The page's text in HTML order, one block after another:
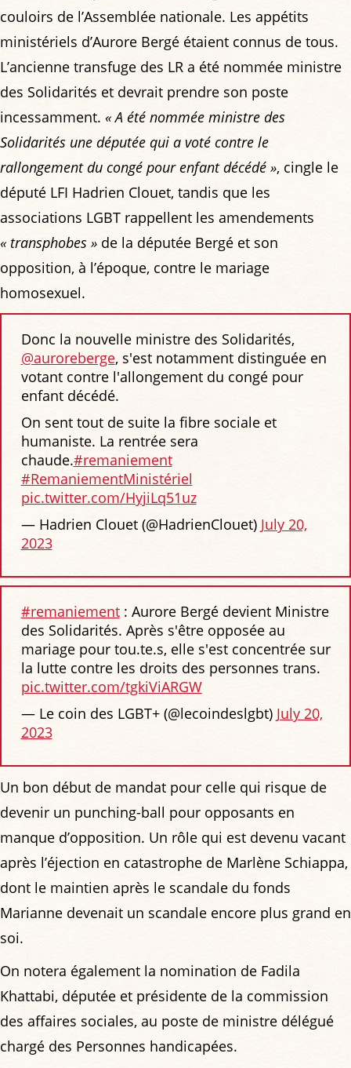
couloirs de l’Assemblée nationale. Les appétits
ministériels d’Aurore Bergé étaient connus de tous.
L’ancienne transfuge des LR a été nommée ministre
des Solidarités et devrait prendre son poste
incessamment. « A été nommée ministre des
Solidarités une députée qui a voté contre le
rallongement du congé pour enfant décédé », cingle le
député LFI Hadrien Clouet, tandis que les
associations LGBT rappellent les amendements
« transphobes » de la députée Bergé et son
opposition, à l’époque, contre le mariage
homosexuel.
Donc la nouvelle ministre des Solidarités,
@auroreberge, s'est notamment distinguée en
votant contre l'allongement du congé pour
enfant décédé.
On sent tout de suite la fibre sociale et
humaniste. La rentrée sera
chaude.#remaniement
#RemaniementMinistériel
pic.twitter.com/HyjiLq51uz
— Hadrien Clouet (@HadrienClouet) July 20,
2023
#remaniement: Aurore Bergé devient Ministre
des Solidarités. Après s'être opposée au
mariage pour tou.te.s, elle s'est concentrée sur
la lutte contre les droits des personnes trans.
pic.twitter.com/tgkiViARGW
— Le coin des LGBT+ (@lecoindeslgbt) July 20,
2023
Un bon début de mandat pour celle qui risque de
devenir un punching-ball pour opposants en
manque d’opposition. Un rôle qui est devenu vacant
après l’éjection en catastrophe de Marlène Schiappa,
dont le maintien après le scandale du fonds
Marianne devenait un scandale encore plus grand en
soi.
On notera également la nomination de Fadila
Khattabi, députée et présidente de la commission
des affaires sociales, au poste de ministre délégué
chargé des Personnes handicapées.